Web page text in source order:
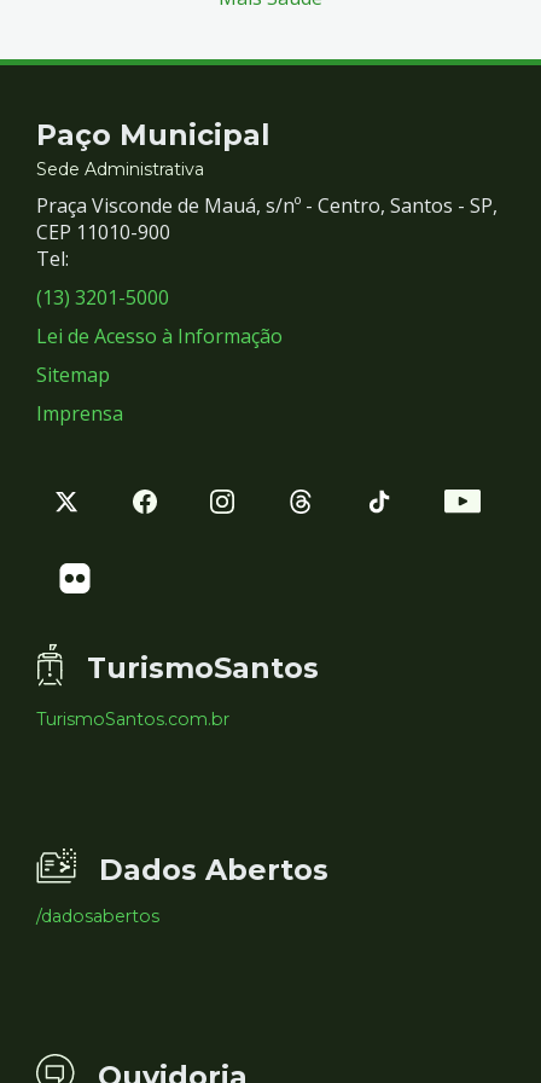
Contato
e
Redes
Sociais
Paço Municipal
Sede Administrativa
Praça Visconde de Mauá, s/nº - Centro, Santos - SP,
CEP 11010-900
Tel:
(13) 3201-5000
Lei de Acesso à Informação
Sitemap
Imprensa
TurismoSantos
TurismoSantos.com.br
Dados Abertos
/dadosabertos